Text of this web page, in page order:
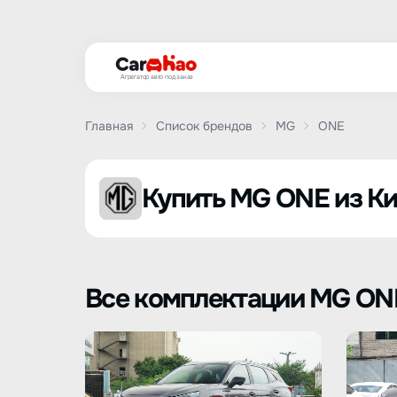
Агрегатор авто под заказ
Главная Список брендов MG ONE
Купить MG ONE из
Все комплектации MG